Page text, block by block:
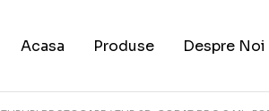
Acasa Produse Despre Noi